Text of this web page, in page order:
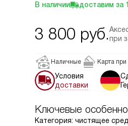
В наличии доставим за
3 800 руб.при
Наличные Карта
Условия
доставки
Ключевые
Категория: чистящее